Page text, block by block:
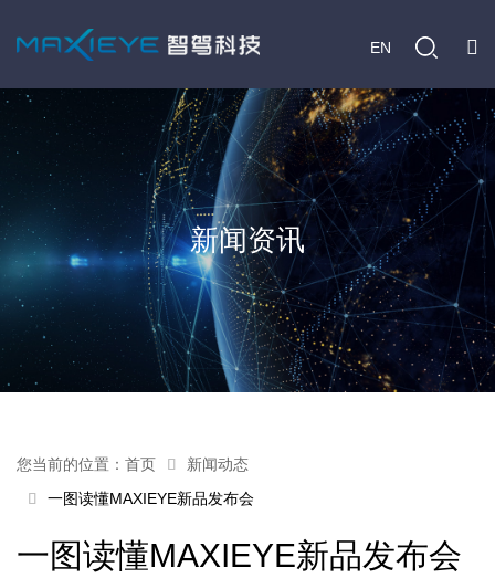
EN
新闻资讯
您当前的位置： 首页
新闻动态
一图读懂MAXIEYE新品发布会
一图读懂MAXIEYE新品发布会